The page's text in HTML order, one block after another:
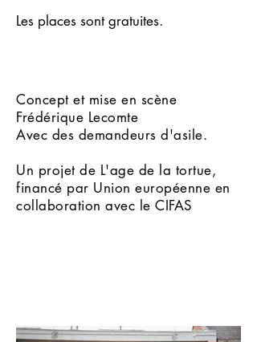
Les places sont gratuites.
Concept et mise en scène
Frédérique Lecomte
Avec des demandeurs d'asile.
Un projet de L'age de la tortue,
financé par Union européenne en
collaboration avec le CIFAS